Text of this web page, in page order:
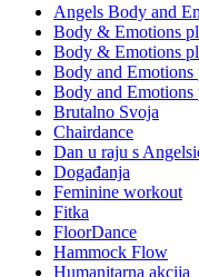
Angels Body and
Body & Emotions
Body & Emotions
Body and
Body and Emotions
Brutalno Svoja
Chairdance
Dan u raju s
Događanja
Feminine workout
Fitka
FloorDance
Hammock Flow
Humanitarna akcija